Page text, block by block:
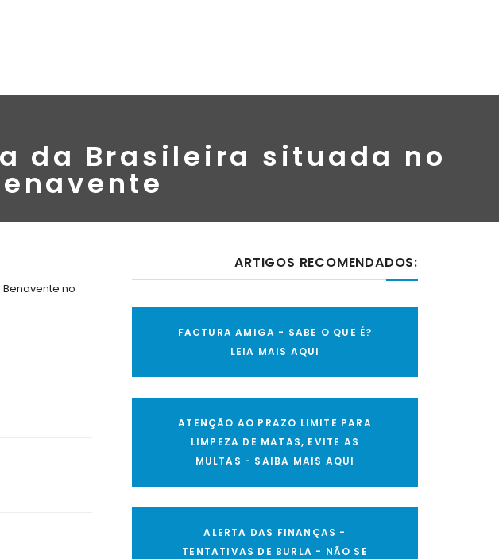
da Brasileira situada no
no
ARTIGOS RECOMENDADOS:
FACTURA AMIGA - SABE O QUE É?
LEIA MAIS AQUI
ATENÇÃO AO PRAZO LIMITE PARA
LIMPEZA DE MATAS, EVITE AS
MULTAS - SAIBA MAIS AQUI
ALERTA DAS FINANÇAS -
TENTATIVAS DE BURLA - NÃO SE